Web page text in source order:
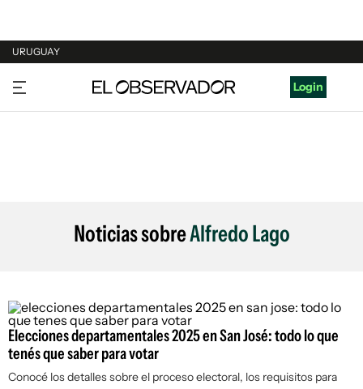
URUGUAY
URUGUAY
ARGENTINA
Login
Noticias sobreAlfredo Lago
Elecciones departamentales 2025 en San José: todo lo que
tenés que saber para votar
Conocé los detalles sobre el proceso electoral, los requisitos para